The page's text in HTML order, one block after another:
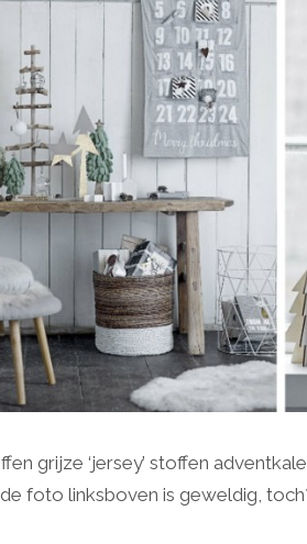
grijze ‘jersey’ stoffen
foto linksboven is geweldig,